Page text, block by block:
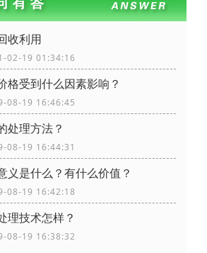
收利用
02-19 01:34:16
格受到什么因素影响？
08-19 16:46:45
处理方法？
08-19 16:44:31
义是什么？有什么价值？
08-19 16:42:18
理技术怎样？
08-19 16:38:32